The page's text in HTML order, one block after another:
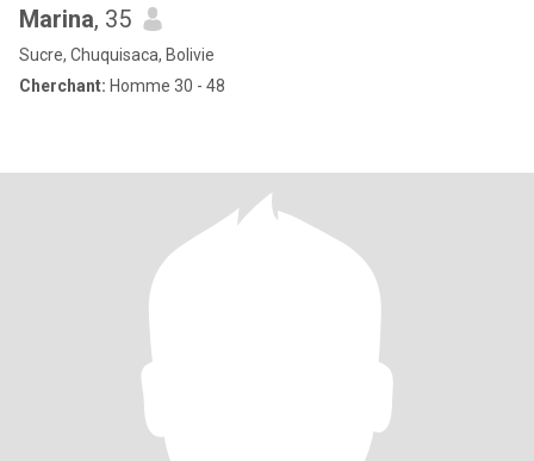
Marina, 35
Sucre, Chuquisaca, Bolivie
Cherchant: Homme 30 - 48